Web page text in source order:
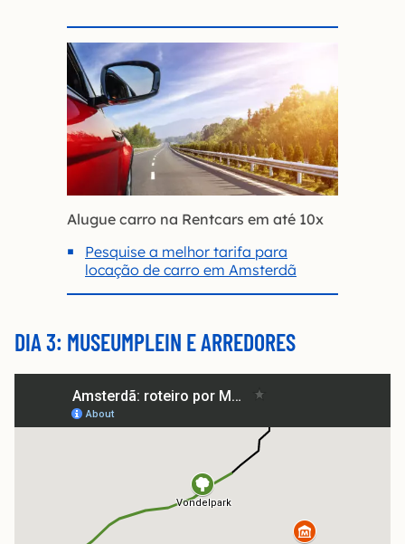
Alugue carro na Rentcars em até 10x
Pesquise a melhor tarifa para
locação de carro em Amsterdã
DIA 3: MUSEUMPLEIN E ARREDORES